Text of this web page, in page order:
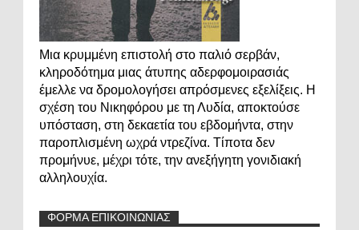
Μια κρυμμένη επιστολή στο παλιό σερβάν,
κληροδότημα μιας άτυπης αδερφομοιρασιάς
έμελλε να δρομολογήσει απρόσμενες εξελίξεις. Η
σχέση του Νικηφόρου με τη Λυδία, αποκτούσε
υπόσταση, στη δεκαετία του εβδομήντα, στην
παροπλισμένη ωχρά ντρεζίνα. Τίποτα δεν
προμήνυε, μέχρι τότε, την ανεξήγητη γονιδιακή
αλληλουχία.
ΦΟΡΜΑ ΕΠΙΚΟΙΝΩΝΙΑΣ